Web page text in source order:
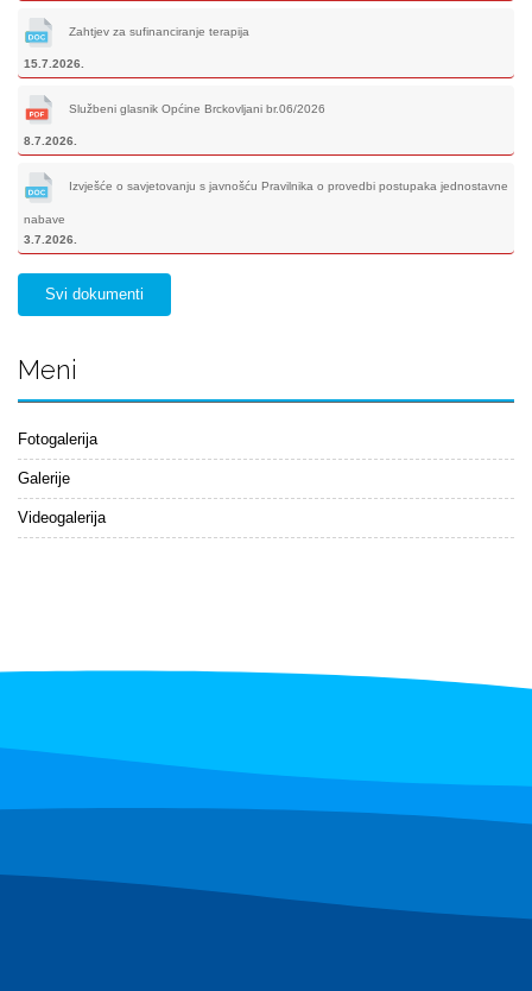
Zahtjev za sufinanciranje terapija
15.7.2026.
Službeni glasnik Općine Brckovljani br.06/2026
8.7.2026.
Izvješće o savjetovanju s javnošću Pravilnika o provedbi postupaka jednostavne
nabave
3.7.2026.
Svi dokumenti
Meni
Fotogalerija
Galerije
Videogalerija